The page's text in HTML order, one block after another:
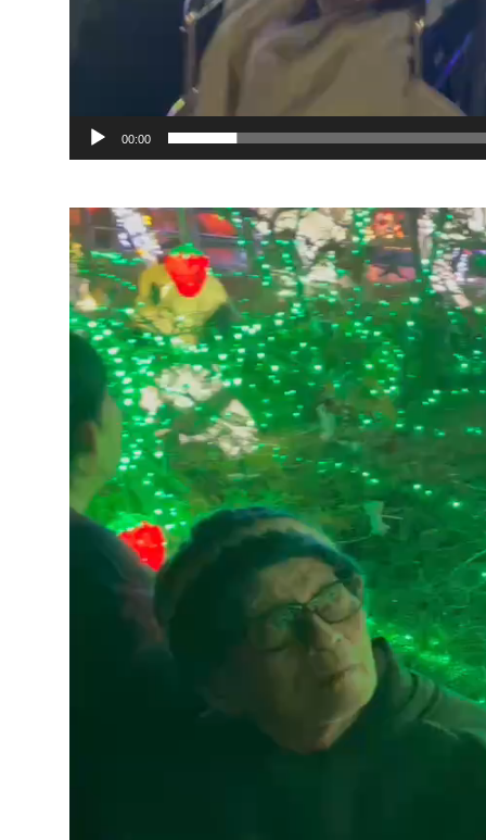
00:00
動
画
プ
レ
ー